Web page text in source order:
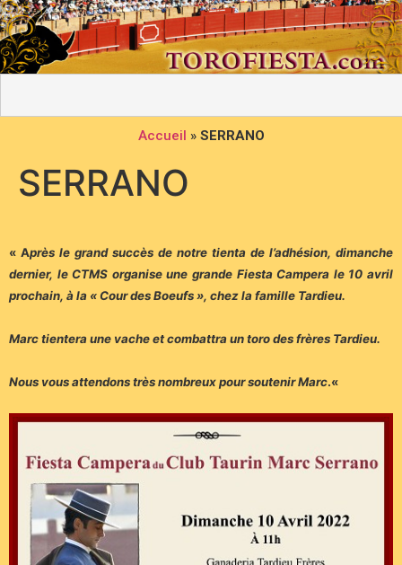
Accueil » SERRANO
SERRANO
« Après le grand succès de notre tienta de l’adhésion, dimanche
dernier, le CTMS organise une grande Fiesta Campera le 10 avril
prochain, à la « Cour des Boeufs », chez la famille Tardieu.
Marc tientera une vache et combattra un toro des frères Tardieu.
Nous vous attendons très nombreux pour soutenir Marc.«